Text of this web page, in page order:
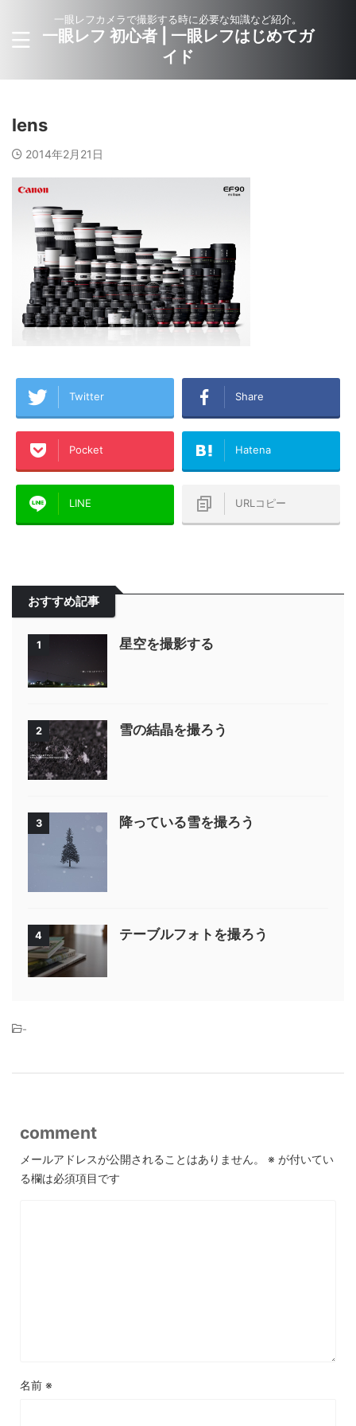
一眼レフカメラで撮影する時に必要な知識など紹介。
一眼レフ 初心者 | 一眼レフはじめてガ
イド
lens
2014年2月21日
Twitter Share
Pocket Hatena
LINE URLコピー
おすすめ記事
1 星空を撮影する
2 雪の結晶を撮ろう
3 降っている雪を撮ろう
4 テーブルフォトを撮ろう
-
comment
メールアドレスが公開されることはありません。 ※ が付いてい
る欄は必須項目です
名前 ※